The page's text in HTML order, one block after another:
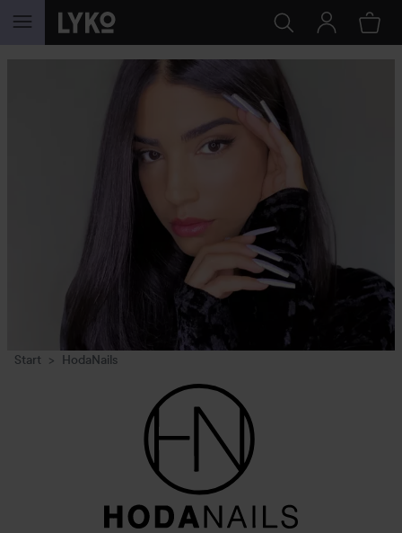
GÅ TIL INDHOLD
Start HodaNails
HodaNails